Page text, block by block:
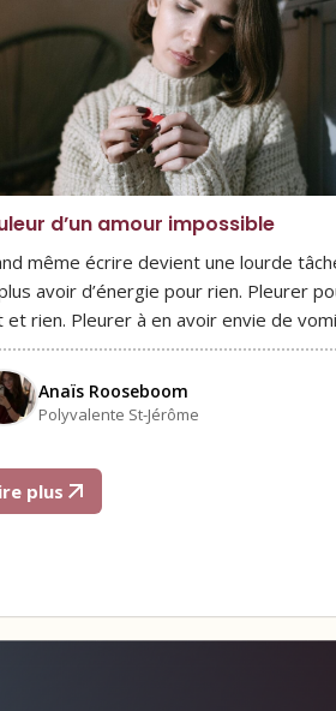
d’un amour impossible
même écrire devient une lourde
avoir d’énergie pour rien. Pleurer
et rien. Pleurer à en avoir envie de
Anaïs Rooseboom
Polyvalente St-Jérôme
plus